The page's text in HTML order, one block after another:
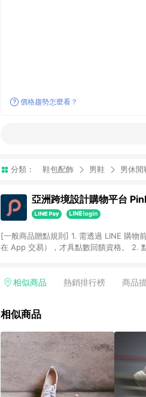
價格趨勢怎麼看？
分類： 鞋包配飾 男鞋 男休閒
亞洲跨境設計購物平台
[一般商品贈點規則] 1. 需透過 LINE 購物
在 App 交易），才具點數回饋資格。 2.
格，部分退款不在此限。 6. APP 請更
使用規則請以點數紅包活動說明為準。
相似商品 熱銷排行榜 商品
相似商品